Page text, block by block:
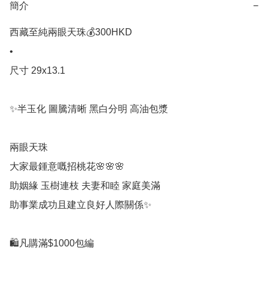
簡介 −
西藏至純兩眼天珠💰300HKD
•
尺寸 29x13.1
✨半玉化 圖騰清晰 黑白分明 高油包漿
兩眼天珠
大家最鍾意嘅招桃花🌸🌸🌸
助姻緣 玉樹連枝 夫妻和睦 家庭美滿
助事業成功且建立良好人際關係✨
🛍凡購滿$1000包編